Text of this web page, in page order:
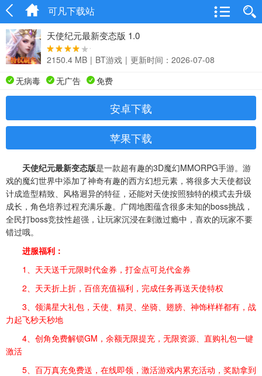
可凡下载站
天使纪元最新变态版 1.0
2150.4 MB | BT游戏 | 更新时间：2026-07-08
无病毒
无广告 免费
安卓下载
苹果下载
天使纪元最新变态版是一款超有趣的3D魔幻MMORPG手游。游
戏的魔幻世界中添加了神奇有趣的西方幻想元素，将很多大天使都设
计成造型精致、风格迥异的特征，还能对天使按照独特的模式去升级
成长，角色培养过程充满乐趣。广阔地图蕴含很多未知的boss挑战，
全民打boss竞技性超强，让玩家沉浸在刺激过瘾中，喜欢的玩家不要
错过哦。
进服福利：
1、天天送千元限时代金券，打金点可兑代金券
2、天天折上折，百倍充值福利，完成任务再送天使特权
3、领满星大礼包，天使、精灵、坐骑、翅膀、神饰样样都有，战
力起飞秒天秒地
4、创角免费解锁GM，余额无限提充，无限资源、直购礼包一键
激活
5、百万真充免费送，在线即领，激活游戏内累充活动，奖励拿到